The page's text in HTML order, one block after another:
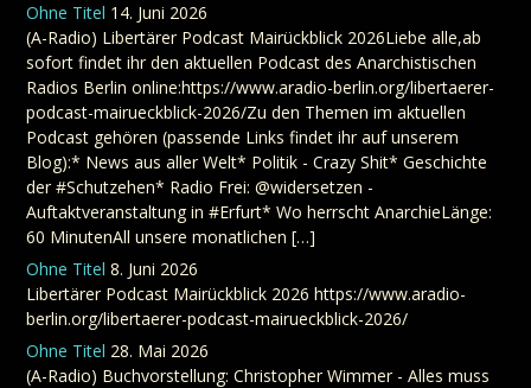
Ohne Titel 14. Juni 2026
(A-Radio) Libertärer Podcast Mairückblick 2026Liebe alle,ab
sofort findet ihr den aktuellen Podcast des Anarchistischen
Radios Berlin online:https://www.aradio-berlin.org/libertaerer-
podcast-mairueckblick-2026/Zu den Themen im aktuellen
Podcast gehören (passende Links findet ihr auf unserem
Blog):* News aus aller Welt* Politik - Crazy Shit* Geschichte
der #Schutzehen* Radio Frei: @widersetzen -
Auftaktveranstaltung in #Erfurt* Wo herrscht AnarchieLänge:
60 MinutenAll unsere monatlichen […]
Ohne Titel 8. Juni 2026
Libertärer Podcast Mairückblick 2026 https://www.aradio-
berlin.org/libertaerer-podcast-mairueckblick-2026/
Ohne Titel 28. Mai 2026
(A-Radio) Buchvorstellung: Christopher Wimmer - Alles muss